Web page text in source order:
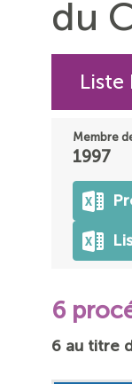
du
Liste
Membre
1997
6
6 au titre